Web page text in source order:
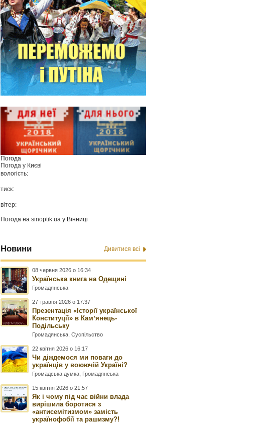
Погода
Погода у Києві
вологість:
тиск:
вітер:
Погода наsinoptik.ua у Вінниці
Новини Дивитися всі
08 червня 2026 о 16:34
Українська книга на Одещині
Громадянська
27 травня 2026 о 17:37
Презентація «Історії української
Конституції» в Камʼянець-
Подільську
Громадянська ,Суспільство
22 квітня 2026 о 16:17
Чи діждемося ми поваги до
українців у воюючій Україні?
Громадська думка Громадянська
15 квітня 2026 о 21:57
Як і чому під час війни влада
вирішила боротися з
«антисемітизмом» замість
українофобії та рашизму?!